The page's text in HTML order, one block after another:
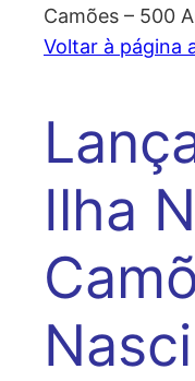
Camões – 500
Voltar à página
Ilha